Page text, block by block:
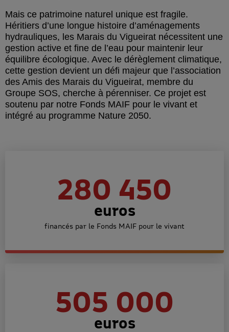
Mais ce patrimoine naturel unique est fragile.
Héritiers d’une longue histoire d’aménagements
hydrauliques, les Marais du Vigueirat nécessitent une
gestion active et fine de l’eau pour maintenir leur
équilibre écologique. Avec le dérèglement climatique,
cette gestion devient un défi majeur que l’association
des Amis des Marais du Vigueirat, membre du
Groupe SOS, cherche à pérenniser. Ce projet est
soutenu par notre Fonds MAIF pour le vivant et
intégré au programme Nature 2050.
280 450
euros
financés par le Fonds MAIF pour le vivant
505 000
euros